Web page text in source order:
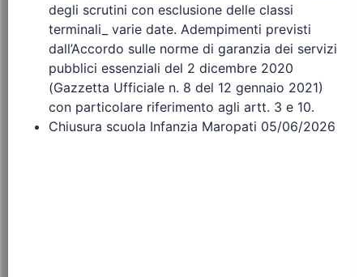
degli scrutini con esclusione delle classi
terminali_ varie date. Adempimenti previsti
dall’Accordo sulle norme di garanzia dei servizi
pubblici essenziali del 2 dicembre 2020
(Gazzetta Ufficiale n. 8 del 12 gennaio 2021)
con particolare riferimento agli artt. 3 e 10.
Chiusura scuola Infanzia Maropati 05/06/2026